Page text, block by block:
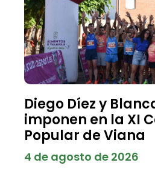
Diego Díez y
imponen en la XI
Popular de Viana
4 de agosto de 2026